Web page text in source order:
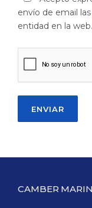
envío de email las
entidad en la web.
CAMBER